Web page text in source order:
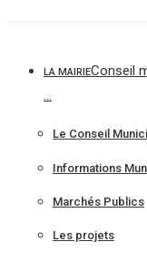
contenuLA MAIRIEConseil
…
Le Conseil
Informations
Marchés Publics
Les projets